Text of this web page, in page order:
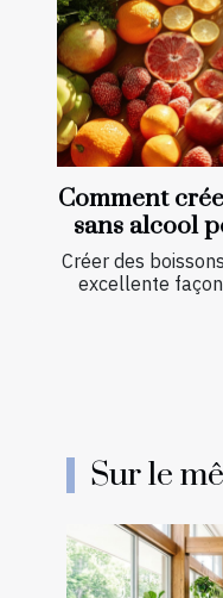
Comment
sans alcool
Créer des
excellente
Sur le